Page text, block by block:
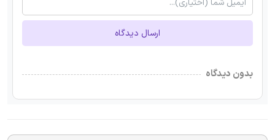
ارسال دیدگاه
بدون دیدگاه